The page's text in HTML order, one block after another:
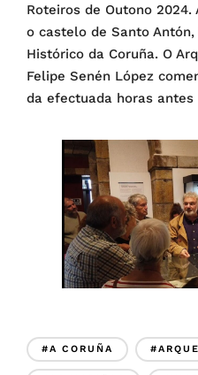
Roteiros de Outono 2024.
o castelo de Santo
Histórico da Coruña. O
Felipe Senén López
da efectuada horas
#A CORUÑA